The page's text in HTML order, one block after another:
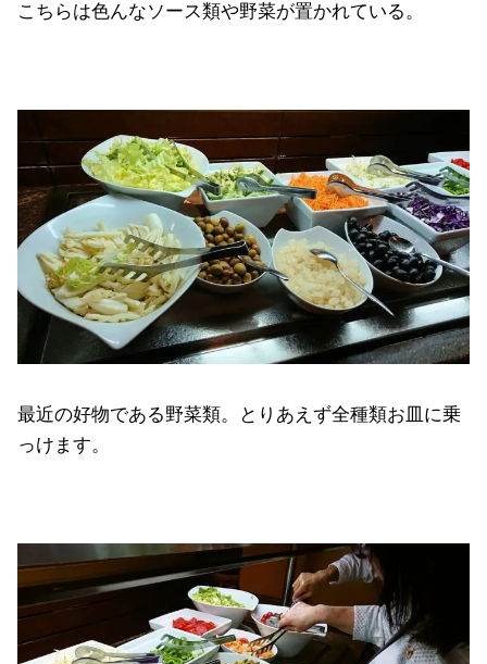
こちらは色んなソース類や野菜が置かれている。
最近の好物である野菜類。とりあえず全種類お皿に乗
っけます。